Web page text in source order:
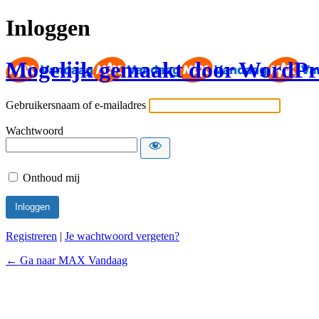
Inloggen
Mogelijk gemaakt door
Gebruikersnaam of e-mailadres
Wachtwoord
Onthoud mij
Registreren | Je wachtwoord vergeten?
← Ga naar MAX Vandaag